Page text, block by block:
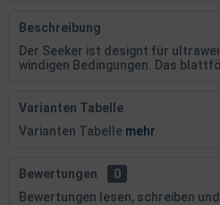
Beschreibung
Der Seeker ist designt für
windigen Bedingungen. Das
Varianten Tabelle
Varianten Tabelle mehr
Bewertungen
0
Bewertungen lesen, schreiben